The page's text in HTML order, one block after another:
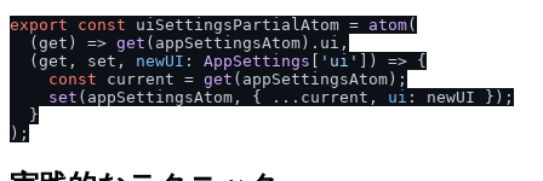
export
const uiSettingsPartialAtom = atom(
( get ) => get (appSettingsAtom). ui ,
( get, set, newUI : AppSettings 'ui' ) => {
const current = get (appSettingsAtom);
set (appSettingsAtom, { ...current, ui : newUI });
  }